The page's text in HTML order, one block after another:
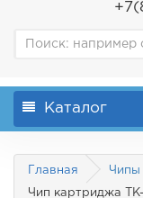
Каталог
Главная Чипы
Чип картриджа